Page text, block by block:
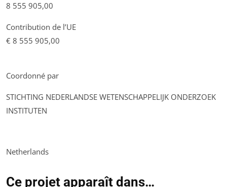
8 555 905,00
Contribution de l’UE
€ 8 555 905,00
Coordonné par
STICHTING NEDERLANDSE WETENSCHAPPELIJK ONDERZOEK
INSTITUTEN
Netherlands
Ce projet apparaît dans…